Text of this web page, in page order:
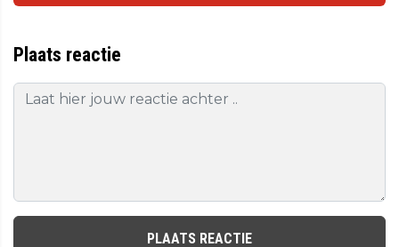
Plaats reactie
PLAATS REACTIE